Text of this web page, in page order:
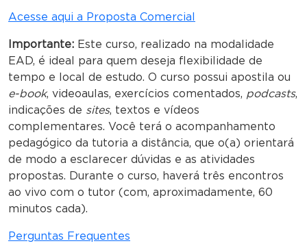
Acesse aqui a Proposta Comercial
Importante: Este curso, realizado na modalidade
EAD, é ideal para quem deseja flexibilidade de
tempo e local de estudo. O curso possui apostila ou
e-book, videoaulas, exercícios comentados, podcasts,
indicações de sites, textos e vídeos
complementares. Você terá o acompanhamento
pedagógico da tutoria a distância, que o(a) orientará
de modo a esclarecer dúvidas e as atividades
propostas. Durante o curso, haverá três encontros
ao vivo com o tutor (com, aproximadamente, 60
minutos cada).
Perguntas Frequentes